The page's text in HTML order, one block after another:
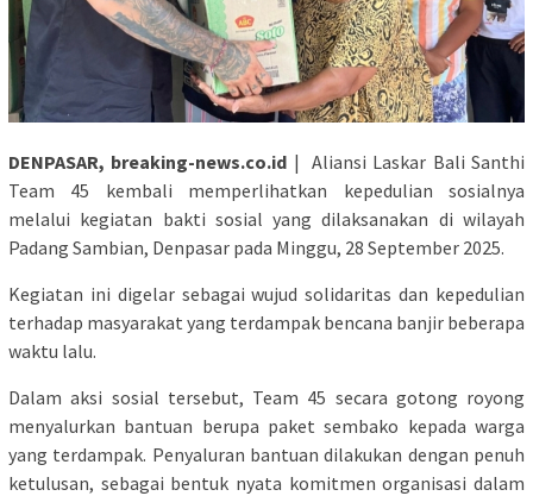
DENPASAR, breaking-news.co.id | Aliansi Laskar Bali Santhi
Team 45 kembali memperlihatkan kepedulian sosialnya
melalui kegiatan bakti sosial yang dilaksanakan di wilayah
Padang Sambian, Denpasar pada Minggu, 28 September 2025.
Kegiatan ini digelar sebagai wujud solidaritas dan kepedulian
terhadap masyarakat yang terdampak bencana banjir beberapa
waktu lalu.
Dalam aksi sosial tersebut, Team 45 secara gotong royong
menyalurkan bantuan berupa paket sembako kepada warga
yang terdampak. Penyaluran bantuan dilakukan dengan penuh
ketulusan, sebagai bentuk nyata komitmen organisasi dalam